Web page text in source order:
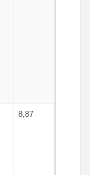
8,87